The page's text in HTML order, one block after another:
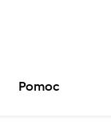
Pomoc